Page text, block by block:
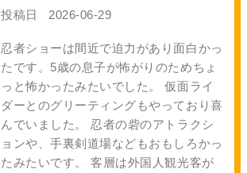
投稿日
2026-06-29
忍者ショーは間近で迫力があり面白かっ
たです。5歳の息子が怖がりのためちょ
っと怖かったみたいでした。 仮面ライ
ダーとのグリーティングもやっており喜
んでいました。 忍者の砦のアトラクシ
ョンや、手裏剣道場などもおもしろかっ
たみたいです。 客層は外国人観光客が